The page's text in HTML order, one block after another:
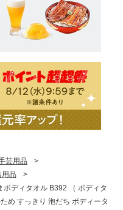
芸用品
>
品
>
ディタオル B392 （ ボディタ
め すっきり 泡だち ボディータ